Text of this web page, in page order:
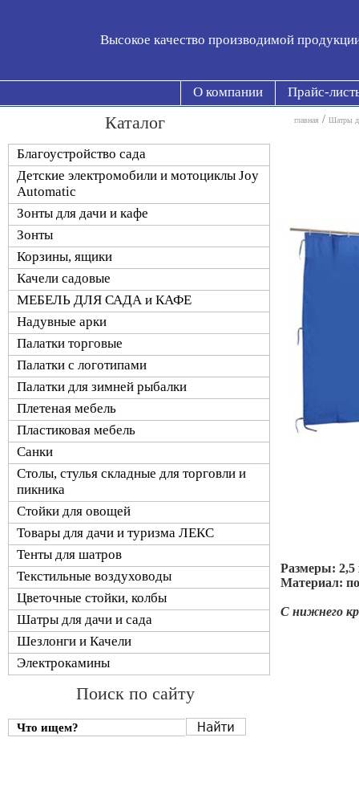
Высокое качество производимой
О компании Прайс-
Каталог
Благоустройство сада
Детские электромобили и мотоциклы Joy
Automatic
Зонты для дачи и кафе
Зонты
Корзины, ящики
Качели садовые
МЕБЕЛЬ ДЛЯ САДА и КАФЕ
Надувные арки
Палатки торговые
Палатки с логотипами
Палатки для зимней рыбалки
Плетеная мебель
Пластиковая мебель
Санки
Столы, стулья складные для торговли и
пикника
Стойки для овощей
Товары для дачи и туризма ЛЕКС
Тенты для шатров
Текстильные воздуховоды
Цветочные стойки, колбы
Шатры для дачи и сада
Шезлонги и Качели
Электрокамины
Поиск по сайту
главная / Шатры
Размеры: 2,5
Материал:
С нижнего